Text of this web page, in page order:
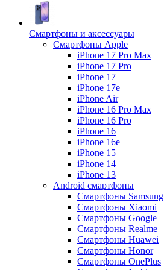
Смартфоны и аксессуары
Смартфоны Apple
iPhone 17 Pro Max
iPhone 17 Pro
iPhone 17
iPhone 17e
iPhone Air
iPhone 16 Pro Max
iPhone 16 Pro
iPhone 16
iPhone 16e
iPhone 15
iPhone 14
iPhone 13
Android cмартфоны
Смартфоны Samsung
Смартфоны Xiaomi
Смартфоны Google
Смартфоны Realme
Смартфоны Huawei
Смартфоны Honor
Смартфоны OnePlus